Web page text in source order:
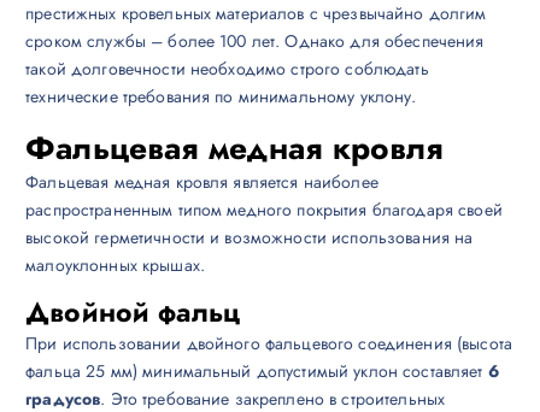
престижных кровельных материалов с чрезвычайно долгим
сроком службы – более 100 лет. Однако для обеспечения
такой долговечности необходимо строго соблюдать
технические требования по минимальному уклону.
Фальцевая медная кровля
Фальцевая медная кровля является наиболее
распространенным типом медного покрытия благодаря своей
высокой герметичности и возможности использования на
малоуклонных крышах.
Двойной фальц
При использовании двойного фальцевого соединения (высота
фальца 25 мм) минимальный допустимый уклон составляет 6
градусов. Это требование закреплено в строительных